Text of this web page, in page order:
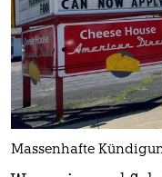
Massenhafte